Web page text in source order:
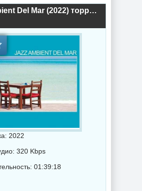
Jazz Ambient Del Mar (2022) торрент
2022
320 Kbps
01:39:18